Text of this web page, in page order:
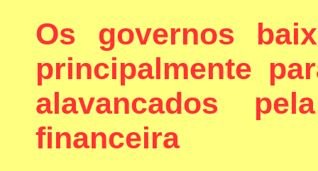
Os governos
principalmente
alavancados
financeira